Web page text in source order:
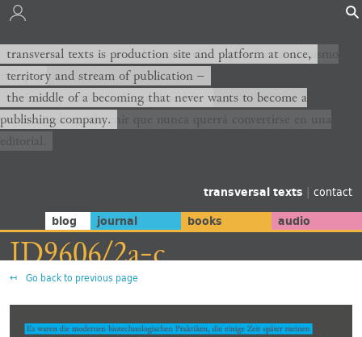
transversal texts es sitio de producción y plataforma al mismo
tiempo,
territorio y corriente de publicación −
el medio de un devenir que nunca querrá convertirse en una
editorial.
transversal texts is production site and platform at once,
territory and stream of publication −
the middle of a becoming that never wants to become a
publishing company.
transversal texts | contact
blog journal books audio
ID9606/2a-c
Go back to previous page